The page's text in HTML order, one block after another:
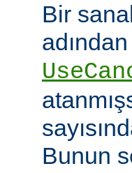
Bir
Bunun